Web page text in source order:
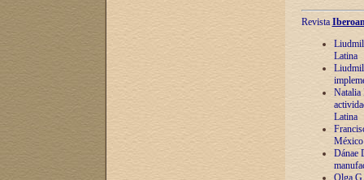
Revista
Latina
Natalia
Latina
México
Dánae
Olga